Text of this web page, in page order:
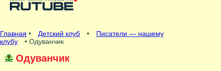
Главная • Детский клуб •
Писатели — нашему
клубу
• Одуванчик
Одуванчик